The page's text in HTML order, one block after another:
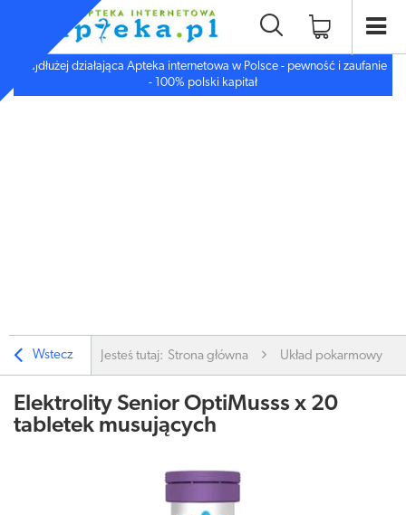
Najdłużej działająca Apteka internetowa w Polsce - pewność i zaufanie
- 100% polski kapitał
Wstecz Jesteś tutaj: Strona główna Układ pokarmowy
Elektrolity Senior OptiMusss x 20
tabletek musujących